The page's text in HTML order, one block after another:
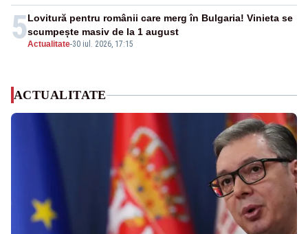
5Actualitate-30 iul. 2026, 17:15
Lovitură pentru românii care merg în Bulgaria! Vinieta se
scumpește masiv de la 1 august
ACTUALITATE